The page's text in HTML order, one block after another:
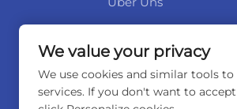
Kontaktieren Sie uns
We value your privacy
We use cookies and similar tools
services. If you don't want to